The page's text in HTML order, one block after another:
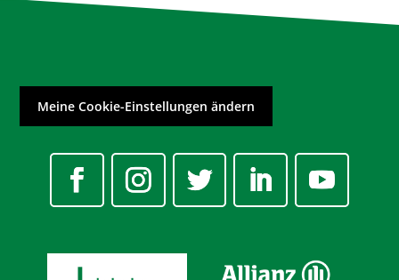
Meine Cookie-Einstellungen ändern